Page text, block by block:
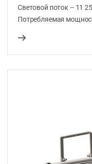
Световой поток – 11
Потребляемая